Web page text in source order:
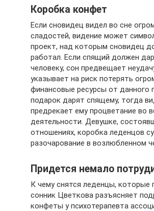
Коробка конфет
Если сновидец видел во сне
сладостей, видение может
проект, над которым сновидец
работал. Если спящий должен
человеку, сон предвещает
указывает на риск потерять
финансовые ресурсы от данного
подарок дарят спящему, тогда
предрекает ему процветание во
деятельности. Девушке,
отношениях, коробка леденцов
разочарование в возлюбленном
Придется немало
К чему снятся леденцы, которые
сонник Цветкова разъясняет
конфеты у психотерапевта